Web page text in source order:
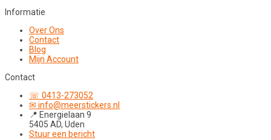
Informatie
Over Ons
Contact
Blog
Mijn Account
Contact
☏ 0413-273052
✉ info@meerstickers.nl
📍 Energielaan 9
5405 AD, Uden
Stuur een bericht